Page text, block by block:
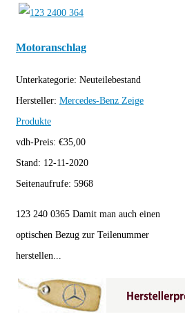
Motoranschlag
Unterkategorie: Neuteilebestand
Hersteller: Mercedes-Benz Zeige
Produkte
vdh-Preis: €35,00
Stand: 12-11-2020
Seitenaufrufe: 5968
123 240 0365 Damit man auch einen
optischen Bezug zur Teilenummer
herstellen...